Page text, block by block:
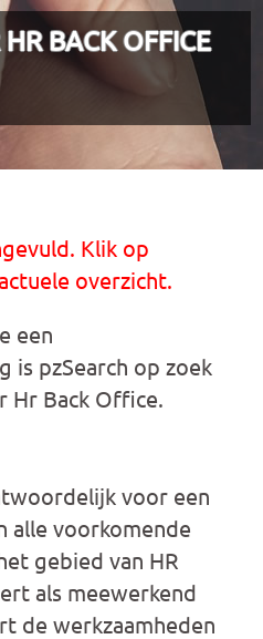
BACK OFFICE
Klik op
overzicht.
een
is pzSearch op zoek
Hr Back Office.
voor een
alle voorkomende
gebied van HR
als meewerkend
de werkzaamheden